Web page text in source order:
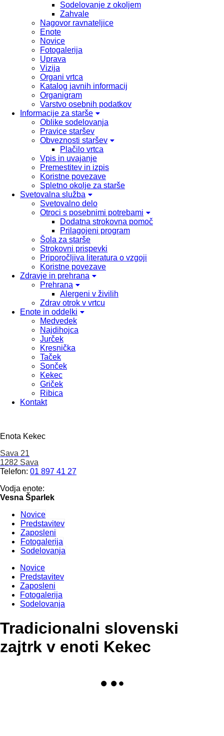
Sodelovanje z okoljem
Zahvale
Nagovor ravnateljice
Enote
Novice
Fotogalerija
Uprava
Vizija
Organi vrtca
Katalog javnih informacij
Organigram
Varstvo osebnih podatkov
Informacije za starše
Oblike sodelovanja
Pravice staršev
Obveznosti staršev
Plačilo vrtca
Vpis in uvajanje
Premestitev in izpis
Koristne povezave
Spletno okolje za starše
Svetovalna služba
Svetovalno delo
Otroci s posebnimi potrebami
Dodatna strokovna pomoč
Prilagojeni program
Šola za starše
Strokovni prispevki
Priporočljiva literatura o vzgoji
Koristne povezave
Zdravje in prehrana
Prehrana
Alergeni v živilih
Zdrav otrok v vrtcu
Enote in oddelki
Medvedek
Najdihojca
Jurček
Kresnička
Taček
Sonček
Kekec
Griček
Ribica
Kontakt
Enota Kekec
Sava 21
1282 Sava
Telefon: 01 897 41 27
Vodja enote:
Vesna Šparlek
Novice
Predstavitev
Zaposleni
Fotogalerija
Sodelovanja
Novice
Predstavitev
Zaposleni
Fotogalerija
Sodelovanja
Tradicionalni slovenski
zajtrk v enoti Kekec